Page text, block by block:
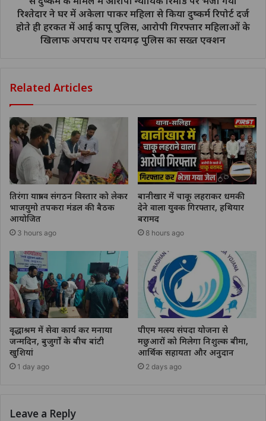
रिश्तेदार ने घर में अकेला पाकर महिला से किया दुष्कर्म रिपोर्ट दर्ज
होते ही हरकत में आई कापू पुलिस, आरोपी गिरफ्तार महिलाओं के
खिलाफ अपराध पर रायगढ़ पुलिस का सख्त एक्शन
Related Articles
तिरंगा यात्रा व संगठन विस्तार को लेकर
भाजयुमो तपकरा मंडल की बैठक
आयोजित
3 hours ago
बानीखार में चाकू लहराकर धमकी
देने वाला युवक गिरफ्तार, हथियार
बरामद
8 hours ago
वृद्धाश्रम में सेवा कार्य कर मनाया
जन्मदिन, बुजुर्गों के बीच बांटी
खुशियां
1 day ago
पीएम मत्स्य संपदा योजना से
मछुआरों को मिलेगा निशुल्क बीमा,
आर्थिक सहायता और अनुदान
2 days ago
Leave a Reply